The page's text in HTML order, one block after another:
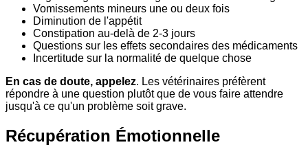
Vomissements mineurs une ou deux fois
Diminution de l'appétit
Constipation au-delà de 2-3 jours
Questions sur les effets secondaires des médicaments
Incertitude sur la normalité de quelque chose
En cas de doute, appelez. Les vétérinaires préfèrent
répondre à une question plutôt que de vous faire attendre
jusqu'à ce qu'un problème soit grave.
Récupération Émotionnelle